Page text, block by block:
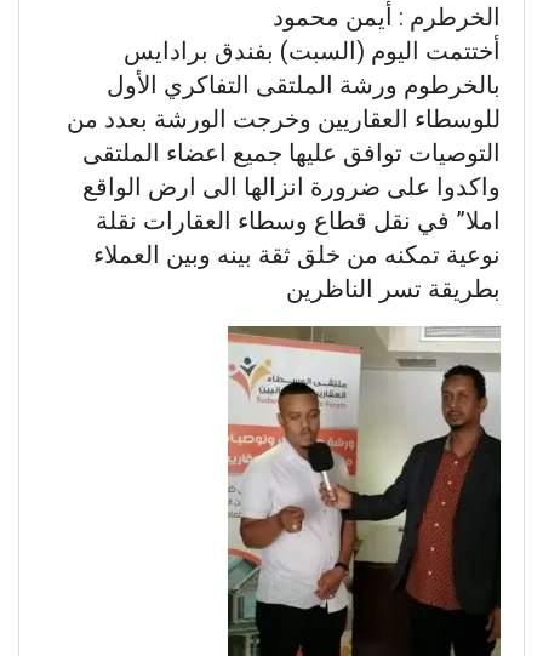
الخرطرم : أيمن محمود
أختتمت اليوم (السبت) بفندق برادايس
بالخرطوم ورشة الملتقى التفاكري الأول
للوسطاء العقاريين وخرجت الورشة بعدد من
التوصيات توافق عليها جميع اعضاء الملتقى
واكدوا على ضرورة انزالها الى ارض الواقع
املا” في نقل قطاع وسطاء العقارات نقلة
نوعية تمكنه من خلق ثقة بينه وبين العملاء
بطريقة تسر الناظرين